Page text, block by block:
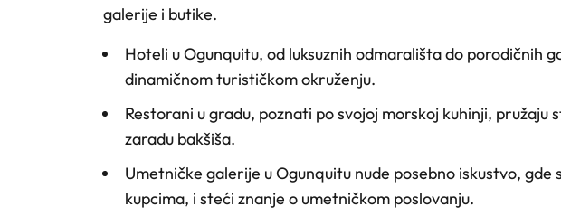
galerije i butike.
Hoteli u Ogunquitu, od luksuznih odmarališta do porodičnih
dinamičnom turističkom okruženju.
Restorani u gradu, poznati po svojoj morskoj kuhinji,
zaradu bakšiša.
Umetničke galerije u Ogunquitu nude posebno iskustvo,
kupcima, i steći znanje o umetničkom poslovanju.